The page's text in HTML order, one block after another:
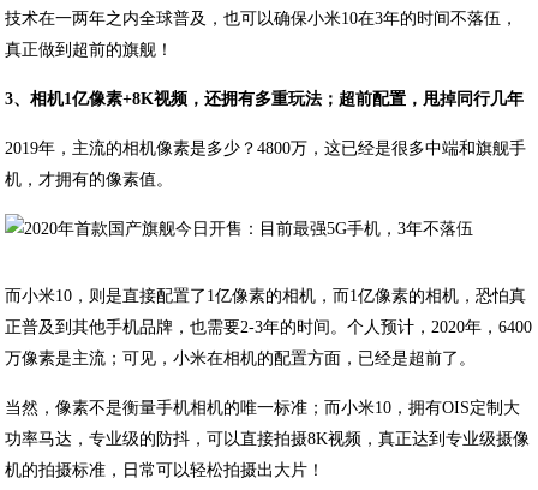
技术在一两年之内全球普及，也可以确保小米10在3年的时间不落伍，
真正做到超前的旗舰！
3、相机1亿像素+8K视频，还拥有多重玩法；超前配置，甩掉同行几年
2019年，主流的相机像素是多少？4800万，这已经是很多中端和旗舰手
机，才拥有的像素值。
而小米10，则是直接配置了1亿像素的相机，而1亿像素的相机，恐怕真
正普及到其他手机品牌，也需要2-3年的时间。个人预计，2020年，6400
万像素是主流；可见，小米在相机的配置方面，已经是超前了。
当然，像素不是衡量手机相机的唯一标准；而小米10，拥有OIS定制大
功率马达，专业级的防抖，可以直接拍摄8K视频，真正达到专业级摄像
机的拍摄标准，日常可以轻松拍摄出大片！